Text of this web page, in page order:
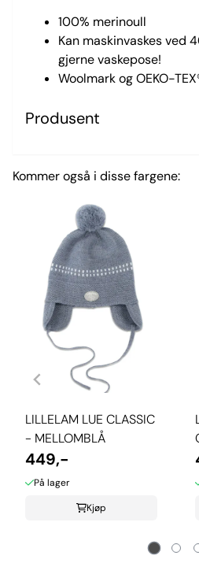
100% merinoull
Kan maskinvaskes ved
gjerne vaskepose!
Woolmark og OEKO-
Produsent
Kommer også i disse fargene:
LILLELAM LUE CLASSIC
- MELLOMBLÅ
449,-
På lager
Kjøp